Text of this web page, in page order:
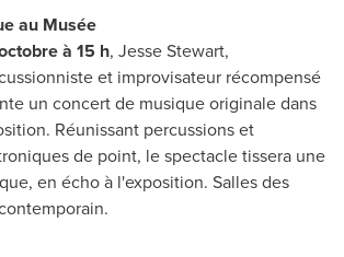
au Musée
à 15 h, Jesse Stewart,
et improvisateur récompensé
un concert de musique originale dans
Réunissant percussions et
de point, le spectacle tissera une
en écho à l'exposition. Salles des